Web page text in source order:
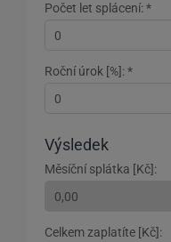
Počet let splácení: *
Roční úrok [%]: *
Výsledek
Měsíční splátka [Kč]:
Celkem zaplatíte [Kč]: